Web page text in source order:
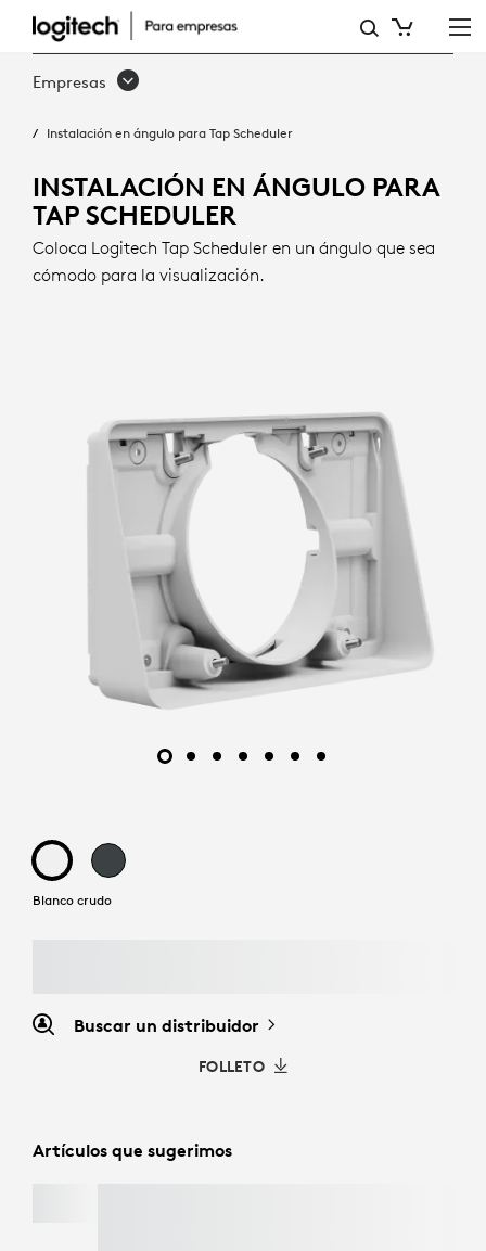
MONTAJE
EN
PARA
TAP
SCHEDULER
Empresas
Instalación en ángulo para Tap Scheduler
INSTALACIÓN EN ÁNGULO PARA
TAP SCHEDULER
Coloca Logitech Tap Scheduler en un ángulo que sea
cómodo para la visualización.
Blanco crudo
Buscar un distribuidor
FOLLETO
Artículos que sugerimos